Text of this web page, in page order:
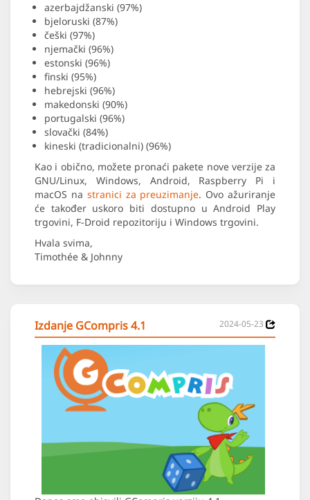
azerbajdžanski (97%)
bjeloruski (87%)
češki (97%)
njemački (96%)
estonski (96%)
finski (95%)
hebrejski (96%)
makedonski (90%)
portugalski (96%)
slovački (84%)
kineski (tradicionalni) (96%)
Kao i obično, možete pronaći pakete nove verzije za
GNU/Linux, Windows, Android, Raspberry Pi i
macOS na stranici za preuzimanje. Ovo ažuriranje
će također uskoro biti dostupno u Android Play
trgovini, F-Droid repozitoriju i Windows trgovini.
Hvala svima,
Timothée & Johnny
Izdanje GCompris 4.1 2024-05-23